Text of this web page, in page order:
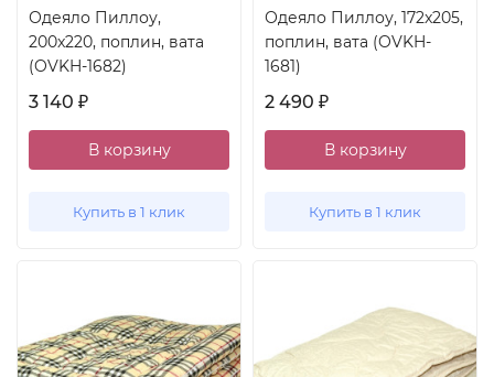
Одеяло Пиллоу,
200x220, поплин, вата
(OVKH-1682)
3 140 ₽
В корзину
Купить в 1 клик
Одеяло Пиллоу, 172x205,
поплин, вата (OVKH-
1681)
2 490 ₽
В корзину
Купить в 1 клик